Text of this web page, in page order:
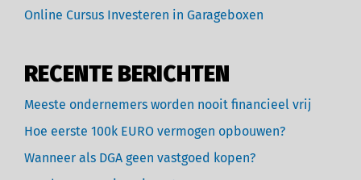
Online Cursus Investeren in Garageboxen
RECENTE BERICHTEN
Meeste ondernemers worden nooit financieel vrij
Hoe eerste 100k EURO vermogen opbouwen?
Wanneer als DGA geen vastgoed kopen?